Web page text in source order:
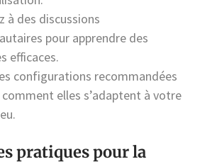
à des discussions
pour apprendre des
efficaces.
configurations recommandées
elles s’adaptent à votre
pratiques pour la